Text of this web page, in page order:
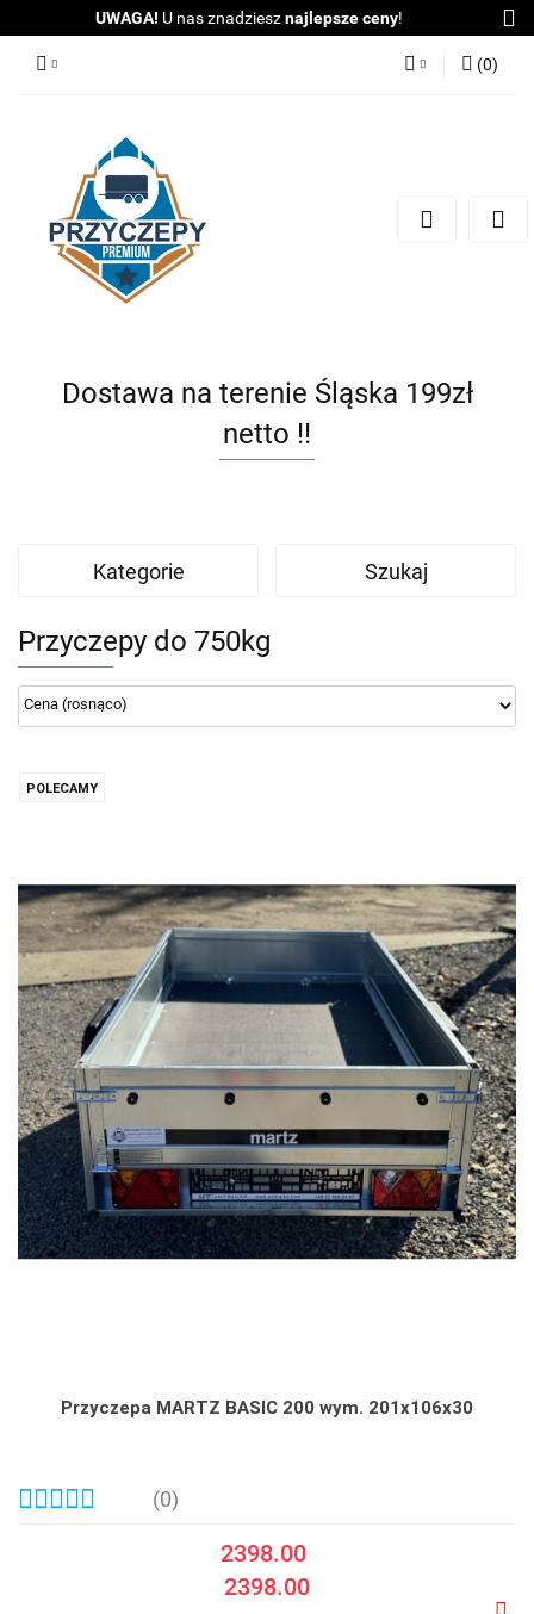
UWAGA! U nas znadziesznajlepsze ceny!
Zgody cookies
(0)
Dostawa na terenie Śląska 199zł
netto !!
Kategorie Szukaj
Przyczepy do 750kg
POLECAMY
Przyczepa MARTZ BASIC 200 wym. 201x106x30
(0)
2398.00
2398.00